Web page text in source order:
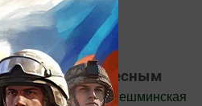
MАХ:
и интересным
канале"Шешминская